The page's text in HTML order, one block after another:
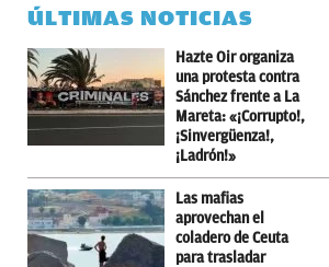
ÚLTIMAS NOTICIAS
Hazte Oir organiza
una protesta contra
Sánchez frente a La
Mareta: «¡Corrupto!,
¡Sinvergüenza!,
¡Ladrón!»
Las mafias
aprovechan el
coladero de Ceuta
para trasladar